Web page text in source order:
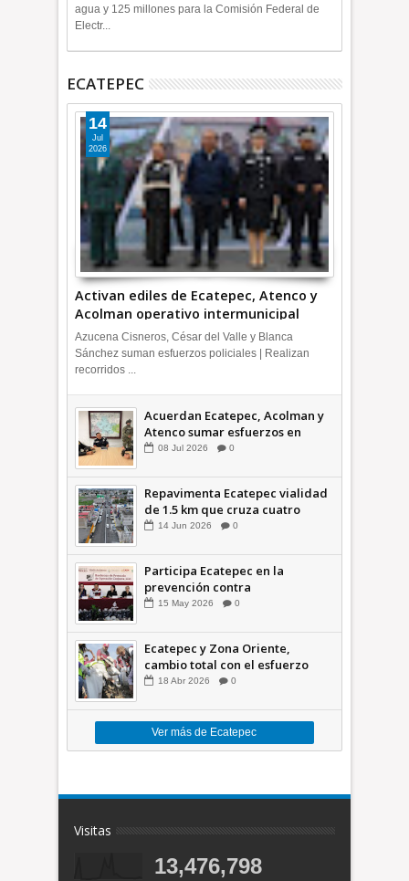
agua y 125 millones para la Comisión Federal de
Electr...
ECATEPEC
Activan ediles de Ecatepec, Atenco y
Acolman operativo intermunicipal
14
Jul
2026
Azucena Cisneros, César del Valle y Blanca
Sánchez suman esfuerzos policiales | Realizan
recorridos ...
Acuerdan Ecatepec, Acolman y
Atenco sumar esfuerzos en
seguridad
08 Jul 2026 0
Repavimenta Ecatepec vialidad
de 1.5 km que cruza cuatro
comunidades +Video
14 Jun 2026 0
Participa Ecatepec en la
prevención contra
inundaciones en el Valle de
15 May 2026 0
Ecatepec y Zona Oriente,
cambio total con el esfuerzo
conjunto: Azucena; retiran 21
18 Abr 2026 0
Ver más de Ecatepec
Visitas
13,476,798